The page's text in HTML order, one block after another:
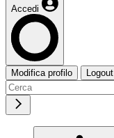
Accedi
Modifica profilo Logout